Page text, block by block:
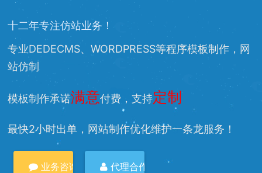
十二年专注仿站业务！
专业DEDECMS、WORDPRESS等程序模板制作，网
站仿制
模板制作承诺满意付费，支持定制
最快2小时出单，网站制作优化维护一条龙服务！
业务咨询 代理合作